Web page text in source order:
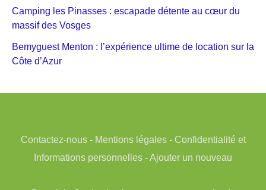
Camping les Pinasses : escapade détente au cœur du
massif des Vosges
Bemyguest Menton : l’expérience ultime de location sur la
Côte d’Azur
Contactez-nous- Mentions légales- Confidentialité et
Informations personnelles -Ajouter un nouveau